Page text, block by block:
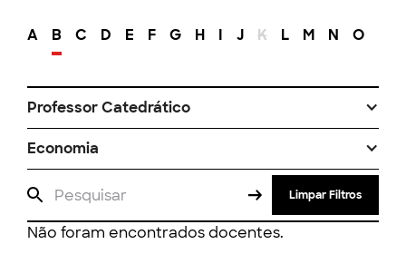
A B C D E F G H I J K L M N O
Professor Catedrático
Economia
Limpar Filtros
Não foram encontrados docentes.